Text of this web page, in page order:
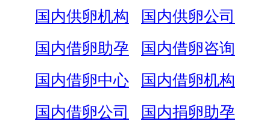
国内供卵机构
国内供卵公司
国内借卵助孕
国内借卵咨询
国内借卵中心
国内借卵机构
国内借卵公司
国内捐卵助孕